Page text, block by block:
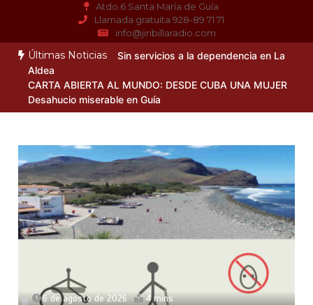
Atdo.6 Santa María de Guía
Llamada gratuita 928-89 71 71
info@jiribillaradio.com
Últimas Noticias
Sin servicios a la dependencia en La
Aldea
CARTA ABIERTA AL MUNDO: DESDE CUBA UNA MUJER
Desahucio miserable en Guía
6 de agosto de 2026 4 mins